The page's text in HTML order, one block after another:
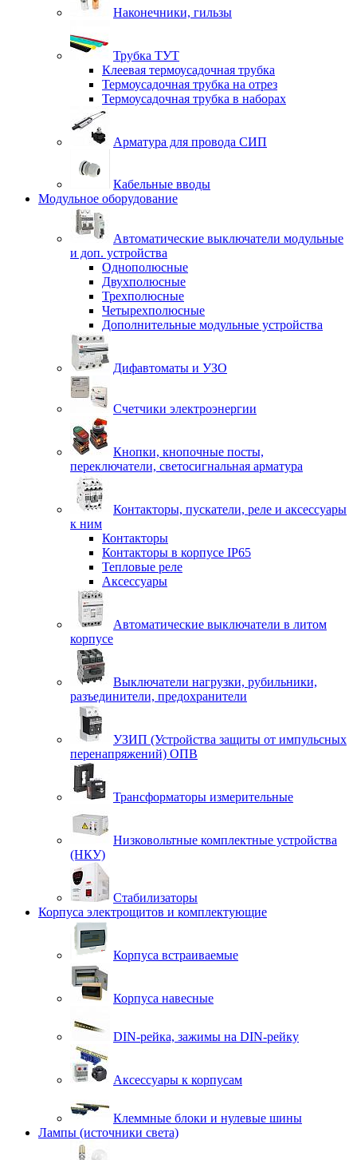
Наконечники, гильзы
Трубка ТУТ
Клеевая термоусадочная трубка
Термоусадочная трубка на отрез
Термоусадочная трубка в наборах
Арматура для провода СИП
Кабельные вводы
Модульное оборудование
Автоматические выключатели модульные
и доп. устройства
Однополюсные
Двухполюсные
Трехполюсные
Четырехполюсные
Дополнительные модульные устройства
Дифавтоматы и УЗО
Счетчики электроэнергии
Кнопки, кнопочные посты,
переключатели, светосигнальная арматура
Контакторы, пускатели, реле и аксессуары
к ним
Контакторы
Контакторы в корпусе IP65
Тепловые реле
Аксессуары
Автоматические выключатели в литом
корпусе
Выключатели нагрузки, рубильники,
разъединители, предохранители
УЗИП (Устройства защиты от импульсных
перенапряжений) ОПВ
Трансформаторы измерительные
Низковольтные комплектные устройства
(НКУ)
Стабилизаторы
Корпуса электрощитов и комплектующие
Корпуса встраиваемые
Корпуса навесные
DIN-рейка, зажимы на DIN-рейку
Аксессуары к корпусам
Клеммные блоки и нулевые шины
Лампы (источники света)